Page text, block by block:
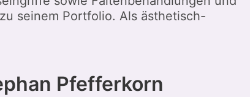
seinem Portfolio. Als ästhetisch-
Pfefferkorn